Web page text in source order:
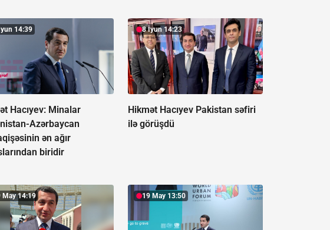
14:39
Hacıyev: Minalar
Azərbaycan
ən ağır
biridir
8 İyun 14:23
Hikmət Hacıyev Pakistan səfiri
ilə görüşdü
May 14:19 19 May 13:50